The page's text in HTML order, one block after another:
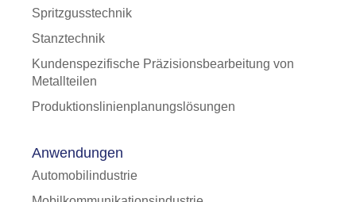
Spritzgusstechnik
Stanztechnik
Kundenspezifische Präzisionsbearbeitung von
Metallteilen
Produktionslinienplanungslösungen
Anwendungen
Automobilindustrie